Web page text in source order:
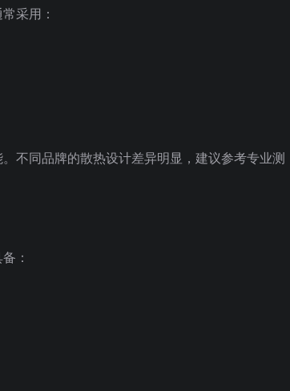
采用：
不同品牌的散热设计差异明显，建议参考专业测
：